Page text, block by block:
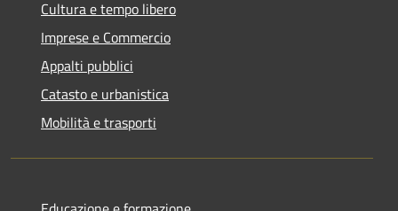
Cultura e tempo libero
Imprese e Commercio
Appalti pubblici
Catasto e urbanistica
Mobilità e trasporti